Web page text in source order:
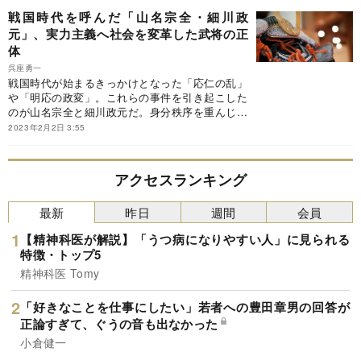
意外な出自が浮かび上がってきた。※本稿は、歴
史学者の呉座勇一『真説 豊臣兄弟とその一族』
（幻冬舎）の一部を抜粋・編集したものです。
戦国時代を呼んだ「山名宗全・細川政
元」、実力主義へ社会を変革した武将の正
体
呉座勇一
戦国時代が始まるきっかけとなった「応仁の乱」
や「明応の政変」。これらの事件を引き起こした
のが山名宗全と細川政元だ。身分秩序を重んじる
時代から、実力主義の戦国時代へと移り変わる過
っていたのだろうか。
2023年2月2日 3:55
アクセスランキング
最新
【精神科医が解説】「うつ病になりやすい人」に見られる
特徴・トップ5
精神科医 Tomy
「好きなことを仕事にしたい」若者への豊田章男の回答が
正論すぎて、ぐうの音も出なかった
小倉健一
昨日 週間 会員